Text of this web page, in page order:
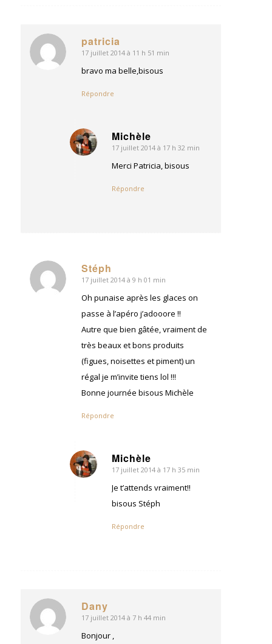
patricia
dit
:
17 juillet 2014 à 11 h 51 min
bravo ma belle,bisous
Répondre
Michèle
dit
17 juillet 2014 à 17 h 32 min
Merci Patricia, bisous
Répondre
Stéph
dit
:
17 juillet 2014 à 9 h 01 min
Oh punaise après les glaces on
passe à l’apéro j’adooore !!
Autre que bien gâtée, vraiment de
très beaux et bons produits
(figues, noisettes et piment) un
régal je m’invite tiens lol !!!
Bonne journée bisous Michèle
Répondre
Michèle
dit
17 juillet 2014 à 17 h 35 min
Je t’attends vraiment!!
bisous Stéph
Répondre
Dany
dit
:
17 juillet 2014 à 7 h 44 min
Bonjour ,